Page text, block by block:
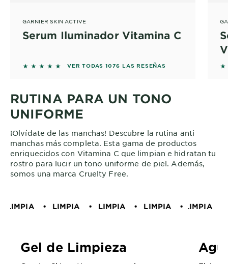
GARNIER SKIN ACTIVE
Serum Iluminador Vitamina C
5 out of 5 stars based on reviews
VER TODAS 1076 LAS RESEÑAS 5
RUTINA PARA UN TONO
UNIFORME
¡Olvídate de las manchas! Descubre la rutina anti
manchas más completa. Esta gama de productos
enriquecidos con Vitamina C que limpian e hidratan tu
rostro para lucir un tono uniforme de piel. Además,
somos una marca Cruelty Free.
LIMPIA LIMPIA LIMPIA LIMPIA
Gel de Limpieza
LIMPIA